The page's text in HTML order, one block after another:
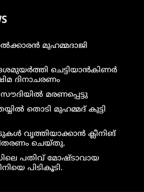
മുഹമ്മദാജി
ചെട്ടിയാൻകിണർ
ദിനാചരണം
മരണപ്പെട്ടു
തൊടി മുഹമ്മദ് കുട്ടി
വൃത്തിയാക്കാൻ ക്ലീനിങ്
ചെയ്തു.
പതിവ് മോഷ്ടാവായ
പിടികൂടി.